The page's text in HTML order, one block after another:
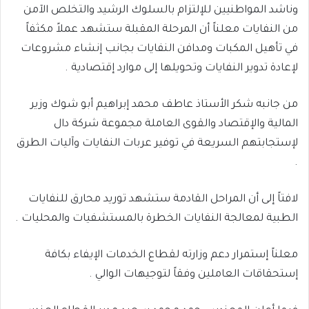
وناشد المواطنيين للإلتزام بالسلوك الرشيد والتخلص الآمن
من النفايات معلناً أن المرحلة المقبلة ستشهد عملاً مكثفاً
في تأهيل المكبات ومدافن النفايات بجانب إنشاء مشروعات
لإعادة تدوير النفايات وتحويلها إلى موارد إقتصادية .
من جانبه شكر الأستاذ عاطف محمد إبراهيم أبو شوك وزير
المالية والإقتصاد والقوى العاملة مجموعة شركة دال
لإستجابتهم السريعة في توفير عربات النفايات وآليات الطرق
.
لافتاً إلى أن المراحل القادمة ستشهد توريد محارق للنفايات
الطبية لمعالجة النفايات الخطرة بالمستشفيات والمحليات .
معلناً إستمرار دعم وزارته لقطاع الخدمات الإيفاء بكافة
إستحقاقات العاملين وفقاً لتوجيهات الوالي .